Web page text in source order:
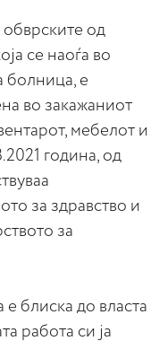
обврските од
се наоѓа во
болница, е
во закажаниот
мебелот и
година, од
за здравство и
за
е блиска до власта
работа си ја